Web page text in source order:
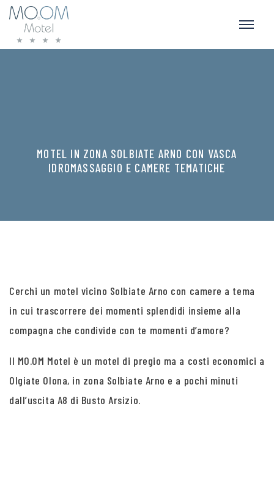
MOTEL IN ZONA SOLBIATE ARNO CON VASCA
IDROMASSAGGIO E CAMERE TEMATICHE
Cerchi un motel vicino Solbiate Arno con camere a tema
in cui trascorrere dei momenti splendidi insieme alla
compagna che condivide con te momenti d’amore?
Il MO.OM Motel è un motel di pregio ma a costi economici a
Olgiate Olona, in zona Solbiate Arno e a pochi minuti
dall’uscita A8 di Busto Arsizio.